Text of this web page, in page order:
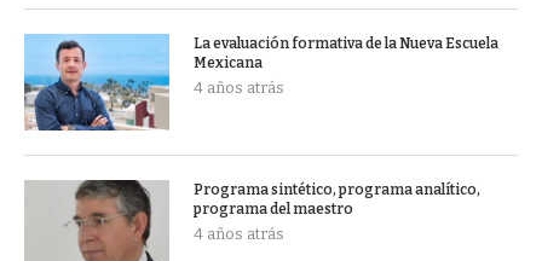
La evaluación formativa de la Nueva Escuela
Mexicana
4 años atrás
Programa sintético, programa analítico,
programa del maestro
4 años atrás